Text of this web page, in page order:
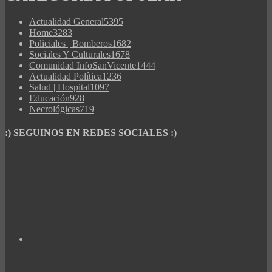
Actualidad General5395
Home3283
Policiales | Bomberos1682
Sociales Y Culturales1678
Comunidad InfoSanVicente1444
Actualidad Política1236
Salud | Hospital1097
Educación928
Necrológicas719
:) SEGUINOS EN REDES SOCIALES :)